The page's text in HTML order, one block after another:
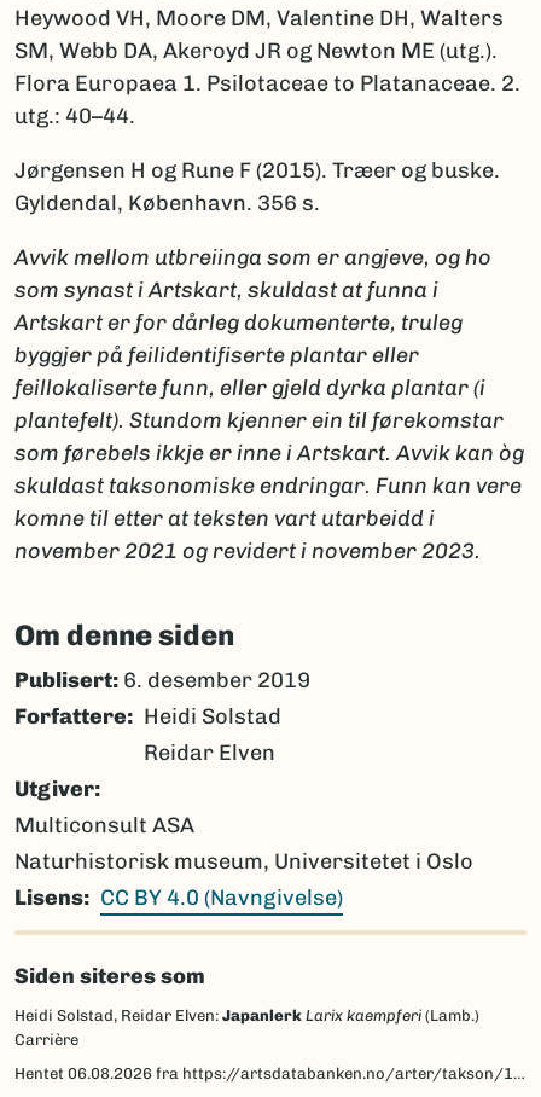
Heywood VH, Moore DM, Valentine DH, Walters
SM, Webb DA, Akeroyd JR og Newton ME (utg.).
Flora Europaea 1. Psilotaceae to Platanaceae. 2.
utg.: 40–44.
Jørgensen H og Rune F (2015). Træer og buske.
Gyldendal, København. 356 s.
Avvik mellom utbreiinga som er angjeve, og ho
som synast i Artskart, skuldast at funna i
Artskart er for dårleg dokumenterte, truleg
byggjer på feilidentifiserte plantar eller
feillokaliserte funn, eller gjeld dyrka plantar (i
plantefelt). Stundom kjenner ein til førekomstar
som førebels ikkje er inne i Artskart. Avvik kan òg
skuldast taksonomiske endringar. Funn kan vere
komne til etter at teksten vart utarbeidd i
november 2021 og revidert i november 2023.
Om denne siden
Publisert: 6. desember 2019
Forfattere
Heidi Solstad
Reidar Elven
Utgiver
Multiconsult ASA
Naturhistorisk museum, Universitetet i Oslo
Lisens
CC BY 4.0 (Navngivelse)
Siden siteres som
Heidi Solstad, Reidar Elven: Japanlerk Larix kaempferi (Lamb.)
Carrière
Hentet 06.08.2026 fra https://artsdatabanken.no/arter/takson/134043/beskrivelse